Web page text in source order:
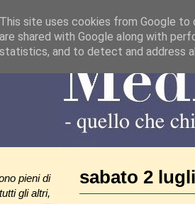
sabato 2
pieni di
gli altri,
This site uses cookies from Google to
are shared with Google along with
statistics, and to detect and address